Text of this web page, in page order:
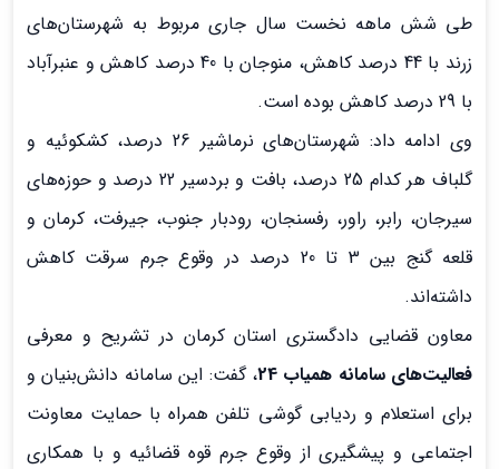
طی شش ماهه نخست سال جاری مربوط به شهرستان‌های
زرند با 44 درصد کاهش، منوجان با 40 درصد کاهش و عنبرآباد
با 29 درصد کاهش بوده است.
وی ادامه داد: شهرستان‌های نرماشیر 26 درصد، کشکوئیه و
گلباف هر کدام 25 درصد، بافت و بردسیر 22 درصد و حوزه‌های
سیرجان، رابر، راور، رفسنجان، رودبار جنوب، جیرفت، کرمان و
قلعه گنج بین 3 تا 20 درصد در وقوع جرم سرقت کاهش
داشته‌اند.
معاون قضایی دادگستری استان کرمان در تشریح و معرفی
فعالیت‌های سامانه همیاب 24
، گفت: این سامانه دانش‌بنیان و
برای استعلام و ردیابی گوشی تلفن همراه با حمایت معاونت
اجتماعی و پیشگیری از وقوع جرم قوه قضائیه و با همکاری